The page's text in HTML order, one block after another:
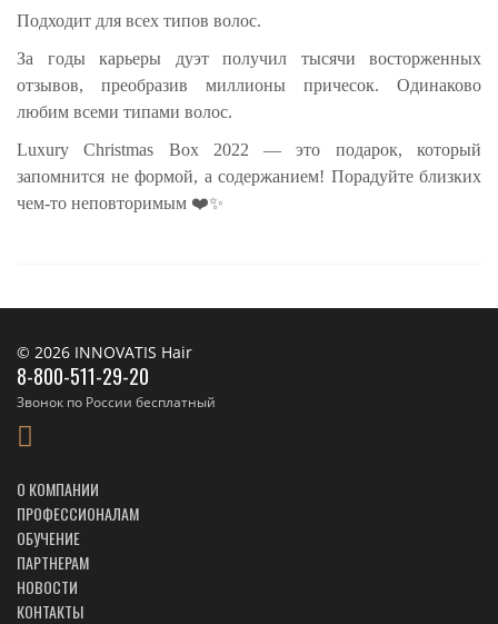
Подходит для всех типов волос.
За годы карьеры дуэт получил тысячи восторженных
отзывов, преобразив миллионы причесок. Одинаково
любим всеми типами волос.
Luxury Christmas Box 2022 — это подарок, который
запомнится не формой, а содержанием! Порадуйте близких
чем-то неповторимым ❤️✨
© 2026 INNOVATIS Hair
8-800-511-29-20
Звонок по России бесплатный
О КОМПАНИИ
ПРОФЕССИОНАЛАМ
ОБУЧЕНИЕ
ПАРТНЕРАМ
НОВОСТИ
КОНТАКТЫ